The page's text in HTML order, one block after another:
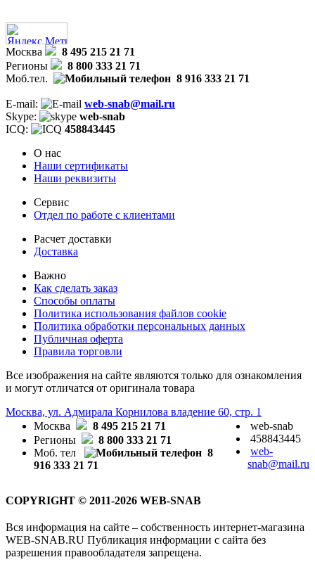
Москва
8 495 215 21 71
Регионы
8 800 333 21 71
Моб.тел.
8 916 333 21 71
E-mail:
web-snab@mail.ru
Skype:
web-snab
ICQ:
458843445
О нас
Наши сертификаты
Наши реквизиты
Сервис
Отдел по работе с клиентами
Расчет доставки
Доставка
Важно
Как сделать заказ
Способы оплаты
Политика использования файлов cookie
Политика обработки персональных данных
Публичная оферта
Правила торговли
Все изображения на сайте являются только для ознакомления
и могут отличатся от оригинала товара
Москва, ул. Адмирала Корнилова владение 60, стр. 1
Москва
8 495 215 21 71
Регионы
8 800 333 21 71
Моб. тел
8
916 333 21 71
web-snab
458843445
web-
snab@mail.ru
COPYRIGHT © 2011-2026 WEB-SNAB
Вся информация на сайте – собственность интернет-магазина
WEB-SNAB.RU Публикация информации с сайта без
разрешения правообладателя запрещена.